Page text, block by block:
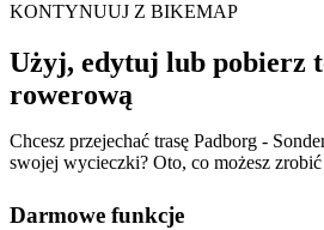
KONTYNUUJ Z BIKEMAP
Użyj, edytuj lub pobierz
rowerową
Chcesz przejechać trasę Padborg -
swojej wycieczki? Oto, co możesz
Darmowe funkcje